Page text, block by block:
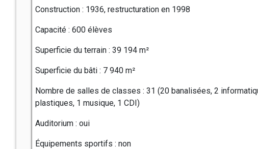
Construction : 1936, restructuration en 1998
Capacité : 600 élèves
Superficie du terrain : 39 194 m²
Superficie du bâti : 7 940 m²
Nombre de salles de classes : 31 (20 banalisées, 2
plastiques, 1 musique, 1 CDI)
Auditorium : oui
Équipements sportifs : non